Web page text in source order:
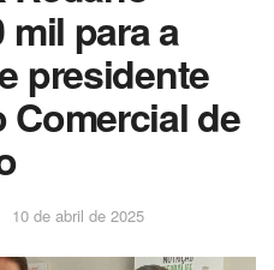
mil para a
presidente
de
10 de abril de 2025